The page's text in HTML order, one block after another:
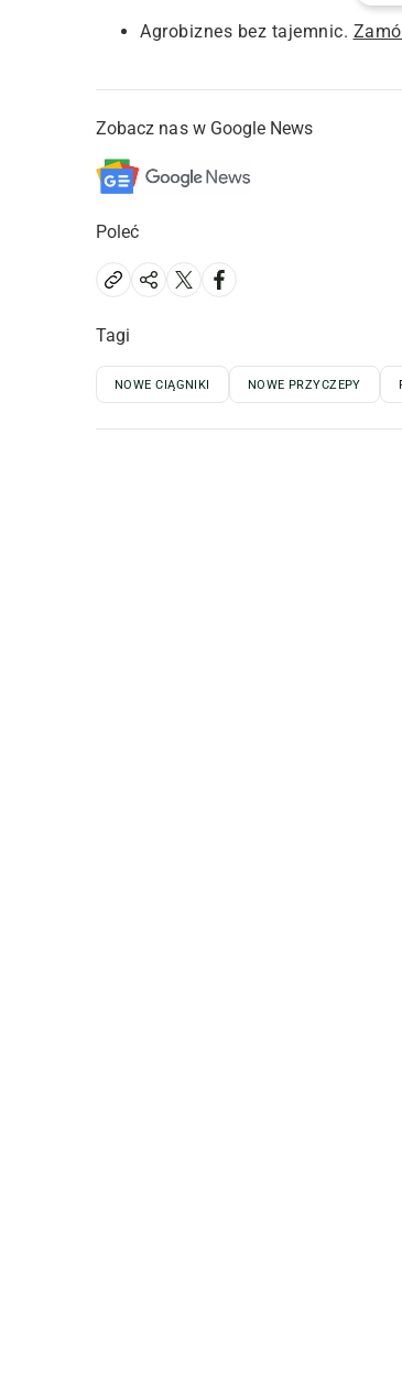
Agrobiznes bez tajemnic.
Zobacz nas w Google News
Poleć
Tagi
NOWE CIĄGNIKI NOWE PRZYCZEPY